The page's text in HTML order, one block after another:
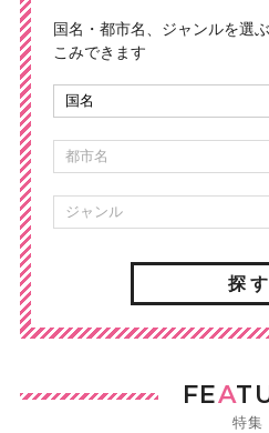
国名・都市名、ジャンルを選
こみできます
探 す
FEA
特集